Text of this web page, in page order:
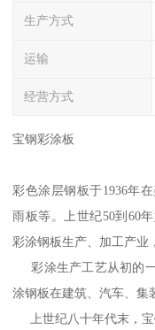
生产方式
运输
经营方式
宝钢彩涂板
彩色涂层钢板于1936年
雨板等。上世纪50到60
彩涂钢板生产、加工产业
彩涂生产工艺从初的
涂钢板在建筑、汽车、集
上世纪八十年代末，宝